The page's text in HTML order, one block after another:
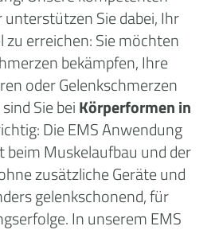
unterstützen Sie dabei, Ihr
zu erreichen: Sie möchten
bekämpfen, Ihre
oder Gelenkschmerzen
Sie beiKörperformen in
Die EMS Anwendung
Muskelaufbau und der
zusätzliche Geräte und
gelenkschonend, für
In unserem EMS